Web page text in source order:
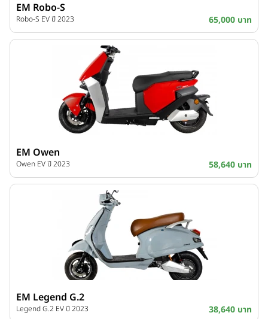
EM Robo-S
Robo-S EV ปี 2023 65,000 บาท
EM Owen
Owen EV ปี 2023 58,640 บาท
EM Legend G.2
Legend G.2 EV ปี 2023 38,640 บาท